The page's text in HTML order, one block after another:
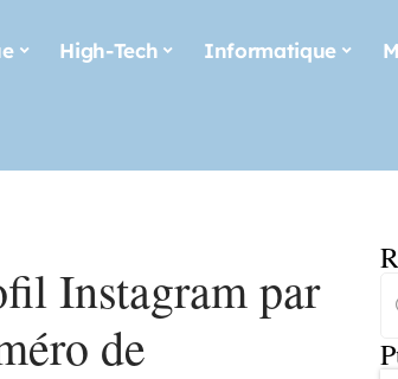
High-Tech Informatique
Instagram par
de